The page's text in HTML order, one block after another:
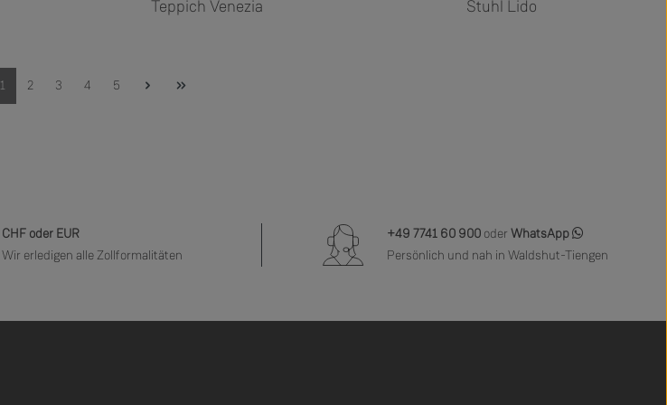
Teppich Venezia Stuhl Lido
Seite
1 Seite
2 Seite
3 Seite
4 Seite
5
CHF oder EUR
Wir erledigen alle Zollformalitäten
+49 7741 60 900oder WhatsApp
Persönlich und nah in Waldshut-Tiengen